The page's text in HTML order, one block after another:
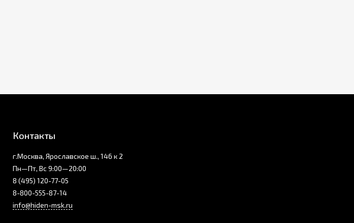
Контакты
г.Москва, Ярославское ш., 146 к 2
Пн—Пт, Вс 9:00—20:00
8 (495) 120-77-05
8-800-555-87-14
info@hiden-msk.ru